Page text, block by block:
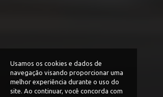
Usamos os cookies e dados de
navegação visando proporcionar uma
melhor experiência durante o uso do
site. Ao continuar, você concorda com